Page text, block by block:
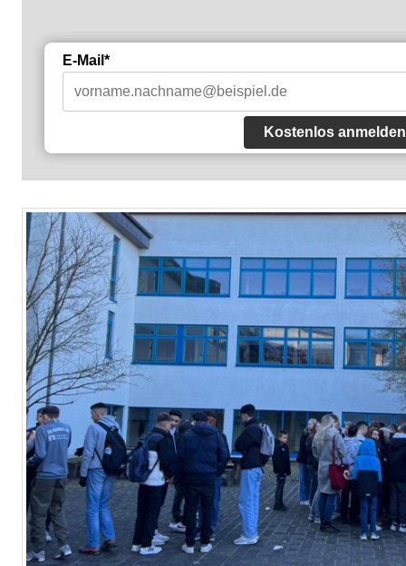
E-Mail*
Kostenlos anmelden